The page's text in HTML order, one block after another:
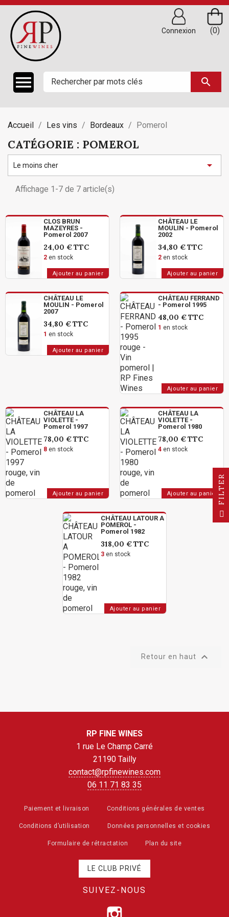

(0)
Connexion
search
Accueil Les vins Bordeaux Pomerol
CATÉGORIE : POMEROL
Le moins cher 
Affichage 1-7 de 7 article(s)
CLOS BRUN
MAZEYRES -
Pomerol 2007
24,00 €TTC
2en stock
Ajouter au panier
CHÂTEAU LE
MOULIN - Pomerol
2002
34,80 €TTC
2en stock
Ajouter au panier
CHÂTEAU LE
MOULIN - Pomerol
2007
34,80 €TTC
1 en stock
Ajouter au panier
CHÂTEAU FERRAND
- Pomerol 1995
48,00 €TTC
1 en stock
Ajouter au panier
CHÂTEAU LA
VIOLETTE -
Pomerol 1997
78,00 €TTC
8en stock
Ajouter au panier
CHÂTEAU LA
VIOLETTE -
Pomerol 1980
78,00 €TTC
4en stock
Ajouter au panier
CHÂTEAU LATOUR A
POMEROL -
Pomerol 1982
318,00 €TTC
3en stock
Ajouter au panier
Retour en haut 
RP FINE WINES
1 rue Le Champ Carré
21190 Tailly
contact@rpfinewines.com
06 11 71 83 35
Paiement et livraison Conditions générales de ventes
Conditions d’utilisation Données personnelles et cookies
Formulaire de rétractation Plan du site
LE CLUB PRIVÉ
SUIVEZ-NOUS
R